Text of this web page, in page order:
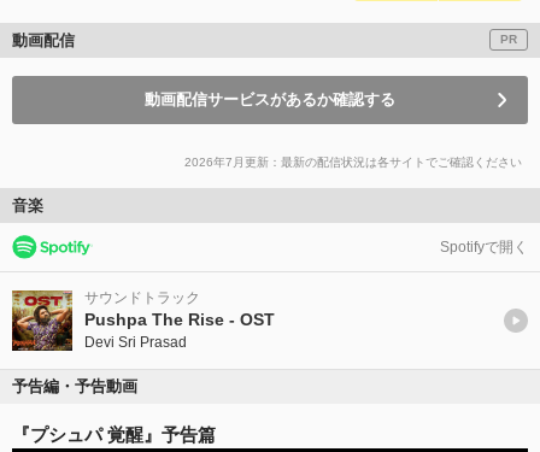
動画配信 PR
動画配信サービスがあるか確認する
2026年7月更新：最新の配信状況は各サイトでご確認ください
音楽
Spotifyで開く
サウンドトラック
Pushpa The Rise - OST
Devi Sri Prasad
予告編・予告動画
『プシュパ 覚醒』予告篇